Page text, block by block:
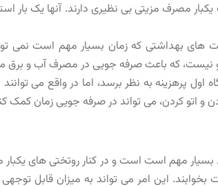
مصرف مزیتی بی‌ نظیری دارند. آنها یک
های بهداشتی که زمان بسیار مهم است نمی
نیست، که باعث صرفه جویی در مصرف آب و برق
اول پرهزینه به نظر برسد، اما در واقع می
اتو کردن، می تواند در صرفه جویی زمان کمک
بسیار مهم است است و در کنار روتختی های
این امر می تواند به میزان قابل